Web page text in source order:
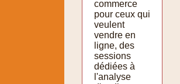
commerce
pour ceux qui
veulent
vendre en
ligne, des
sessions
dédiées à
l'analyse